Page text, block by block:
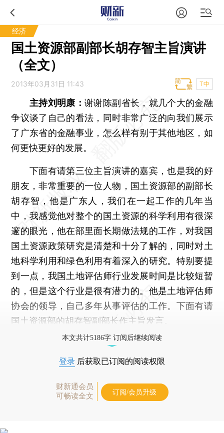
经济
国土资源部副部长胡存智主旨演讲
（全文）
2013年03月31日 11:43 T中
主持刘明康：谢谢陈副省长，就几个大的金融
争议谈了自己的看法，同时非常广泛的向我们展示
了广东省的金融事业，怎么样有别于其他地区，如
何更快更好的发展。
下面有请第三位主旨演讲的嘉宾，也是我的好
朋友，非常重要的一位人物，国土资源部的副部长
胡存智，他是广东人，我们在一起工作的几年当
中，我感觉他对整个的国土资源的科学利用有很深
邃的眼光，他在部里面长期做法规的工作，对我国
国土资源政策研究是清楚和十分了解的，同时对土
地科学利用和绿色利用有着深入的研究。特别要提
到一点，我国土地评估师行业发展时间是比较短暂
的，但是这个行业是很有潜力的。他是土地评估师
协会的领导，自己多年从事评估的工作。下面有请
国土资源部的胡存智副部长作主旨发言。
本文共计5186字 订阅后继续阅读
登录 后获取已订阅的阅读权限
财新通会员
可畅读全文
订阅/会员升级